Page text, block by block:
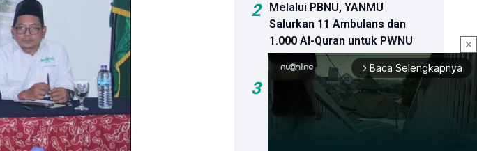
close
arrow_forward_ios Baca Selengkapnya
2
Melalui PBNU, YANMU
Salurkan 11 Ambulans dan
1.000 Al-Quran untuk PWNU
dan PCNU
3
Agresi Israel Tak Berhenti
usai Kesepakatan Pelucutan
Senjata, Jumlah Korban di